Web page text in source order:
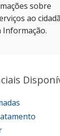
sobre
ao
Informação.